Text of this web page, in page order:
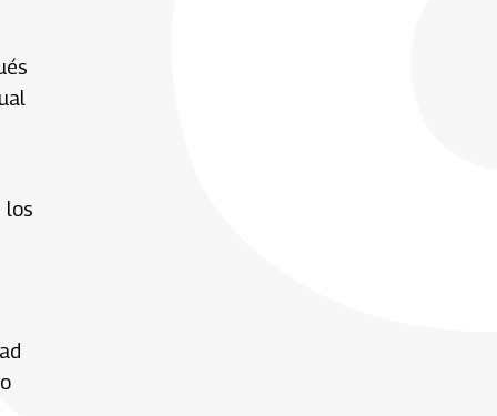
los